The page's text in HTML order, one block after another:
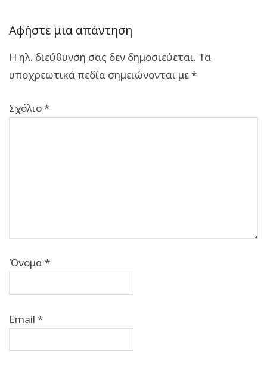
Αφήστε μια απάντηση
Η ηλ. διεύθυνση σας δεν δημοσιεύεται. Τα
υποχρεωτικά πεδία σημειώνονται με*
Σχόλιο*
Όνομα*
Email *